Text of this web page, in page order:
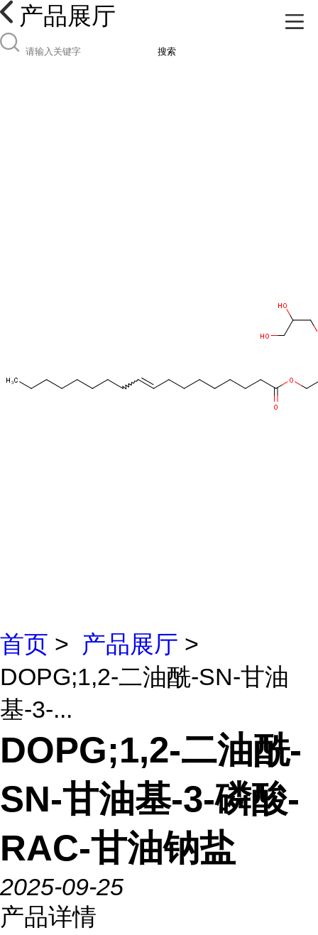
产品展厅
搜索
首页 > 产品展厅 >
DOPG;1,2-二油酰-SN-甘油
基-3-...
DOPG;1,2-二油酰-
SN-甘油基-3-磷酸-
RAC-甘油钠盐
2025-09-25
产品详情